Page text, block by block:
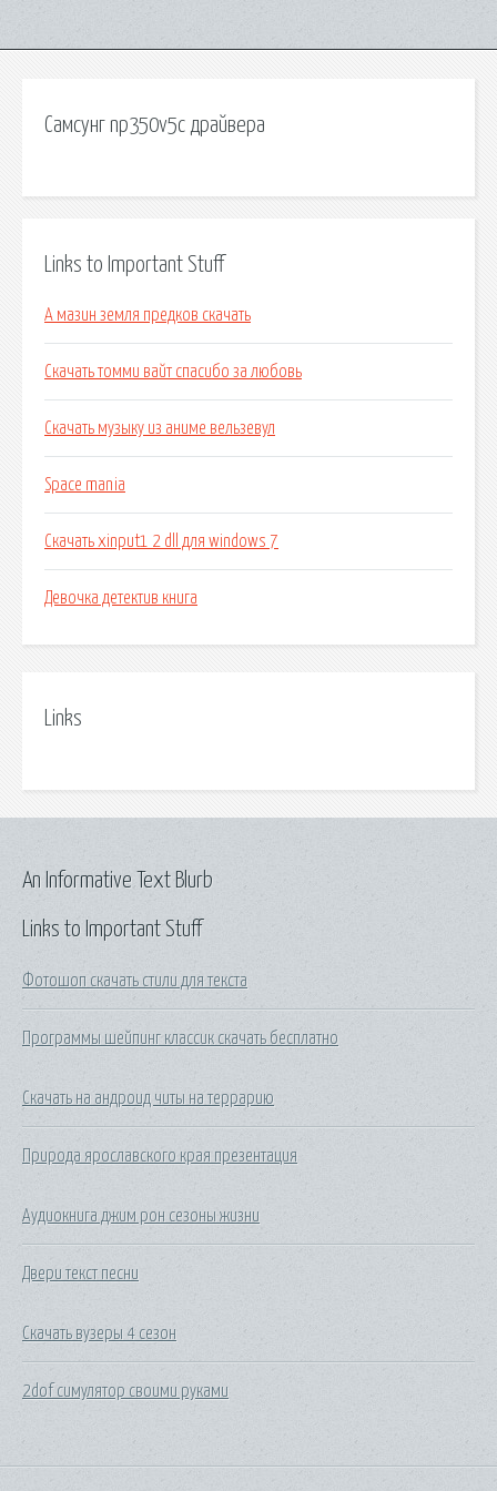
Самсунг np350v5c драйвера
Links to Important Stuff
А мазин земля предков скачать
Скачать томми вайт спасибо за любовь
Скачать музыку из аниме вельзевул
Space mania
Скачать xinput1 2 dll для windows 7
Девочка детектив книга
Links
Links to Important Stuff
Фотошоп скачать стили для текста
Программы шейпинг классик скачать бесплатно
Скачать на андроид читы на террарию
Природа ярославского края презентация
Аудиокнига джим рон сезоны жизни
Двери текст песни
Скачать вузеры 4 сезон
2dof симулятор своими руками
An Informative Text Blurb